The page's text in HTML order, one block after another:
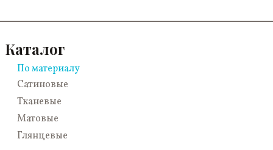
Каталог
По материалу
Сатиновые
Тканевые
Матовые
Глянцевые